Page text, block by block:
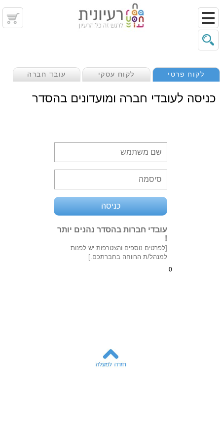
לקוח פרטי לקוח עסקי עובד חברה
כניסה לעובדי חברה ומועדונים בהסדר
עובדי חברות בהסדר נהנים יותר
!
[לפרטים נוספים והצטרפות יש לפנות
למנהל/ת הרווחה בחברתכם.]
0